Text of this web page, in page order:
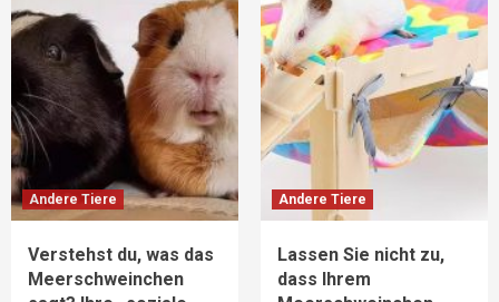
Andere Tiere
Verstehst du, was das
Meerschweinchen
Andere Tiere
Lassen Sie nicht zu,
dass Ihrem